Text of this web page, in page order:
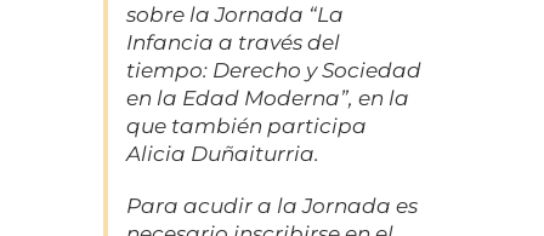
sobre la Jornada “La
Infancia a través del
tiempo: Derecho y Sociedad
en la Edad Moderna”, en la
que también participa
Alicia Duñaiturria.
Para acudir a la Jornada es